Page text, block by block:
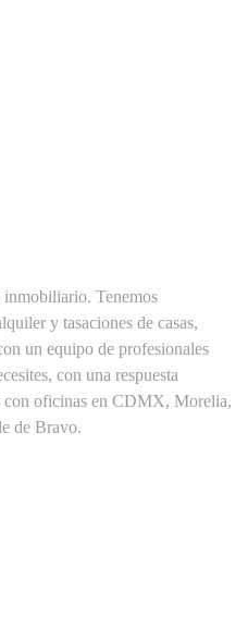
inmobiliario. Tenemos
y tasaciones de casas,
un equipo de profesionales
con una respuesta
con oficinas en CDMX, Morelia,
de Bravo.